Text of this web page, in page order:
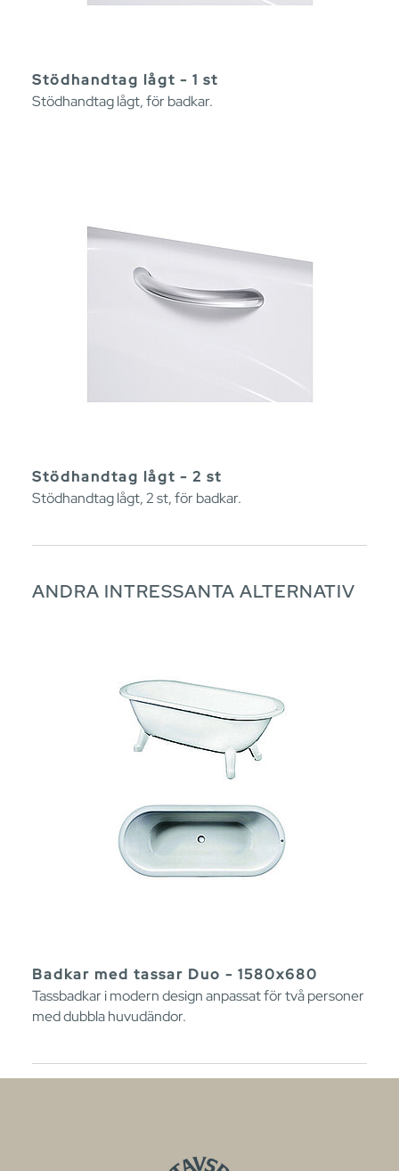
Stödhandtag lågt - 1 st
Stödhandtag lågt, för badkar.
Stödhandtag lågt - 2 st
Stödhandtag lågt, 2 st, för badkar.
ANDRA INTRESSANTA ALTERNATIV
Badkar med tassar Duo - 1580x680
Tassbadkar i modern design anpassat för två personer
med dubbla huvudändor.